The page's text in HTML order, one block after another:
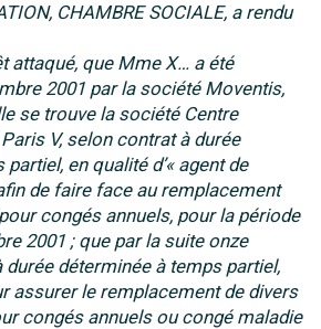
CHAMBRE SOCIALE, a rendu
attaqué, que Mme X… a été
2001 par la société Moventis,
se trouve la société Centre
V, selon contrat à durée
en qualité d’« agent de
de faire face au remplacement
congés annuels, pour la période
2001 ; que par la suite onze
déterminée à temps partiel,
assurer le remplacement de divers
congés annuels ou congé maladie